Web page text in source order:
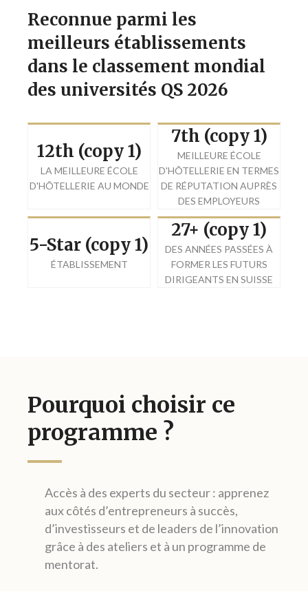
Reconnue parmi les
meilleurs établissements
dans le classement mondial
des universités QS 2026
12th (copy 1)
LA MEILLEURE ÉCOLE
D'HÔTELLERIE AU MONDE
7th (copy 1)
MEILLEURE ÉCOLE
D'HÔTELLERIE EN TERMES
DE RÉPUTATION AUPRÈS
DES EMPLOYEURS
5-Star (copy 1)
ÉTABLISSEMENT
27+ (copy 1)
DES ANNÉES PASSÉES À
FORMER LES FUTURS
DIRIGEANTS EN SUISSE
Pourquoi choisir ce
programme ?
Accès à des experts du secteur : apprenez
aux côtés d’entrepreneurs à succès,
d’investisseurs et de leaders de l’innovation
grâce à des ateliers et à un programme de
mentorat.